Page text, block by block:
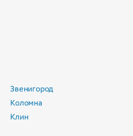
Звенигород
Коломна
Клин